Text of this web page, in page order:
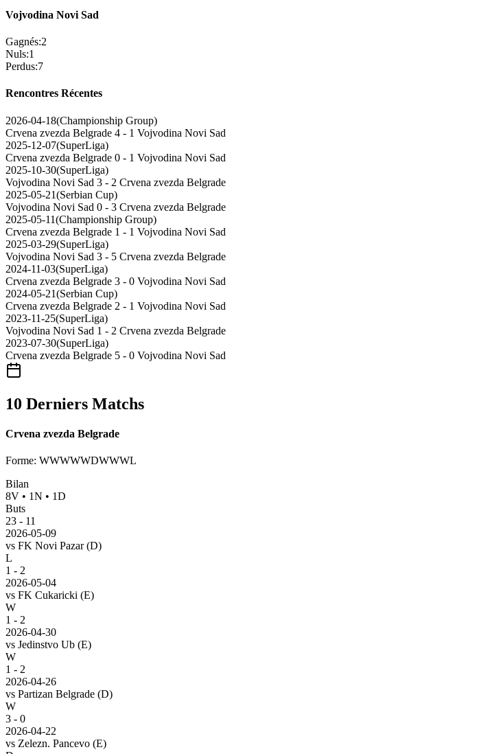
Vojvodina Novi Sad
Gagnés:2
Nuls:1
Perdus:7
Rencontres Récentes
2026-04-18(Championship Group)
Crvena zvezda Belgrade 4 - 1 Vojvodina Novi Sad
2025-12-07(SuperLiga)
Crvena zvezda Belgrade 0 - 1 Vojvodina Novi Sad
2025-10-30(SuperLiga)
Vojvodina Novi Sad 3 - 2 Crvena zvezda Belgrade
2025-05-21(Serbian Cup)
Vojvodina Novi Sad 0 - 3 Crvena zvezda Belgrade
2025-05-11(Championship Group)
Crvena zvezda Belgrade 1 - 1 Vojvodina Novi Sad
2025-03-29(SuperLiga)
Vojvodina Novi Sad 3 - 5 Crvena zvezda Belgrade
2024-11-03(SuperLiga)
Crvena zvezda Belgrade 3 - 0 Vojvodina Novi Sad
2024-05-21(Serbian Cup)
Crvena zvezda Belgrade 2 - 1 Vojvodina Novi Sad
2023-11-25(SuperLiga)
Vojvodina Novi Sad 1 - 2 Crvena zvezda Belgrade
2023-07-30(SuperLiga)
Crvena zvezda Belgrade 5 - 0 Vojvodina Novi Sad
10 Derniers Matchs
Crvena zvezda Belgrade
Forme: WWWWWDWWWL
Bilan
8V • 1N • 1D
Buts
23 - 11
2026-05-09
vs FK Novi Pazar (D)
L
1 - 2
2026-05-04
vs FK Cukaricki (E)
W
1 - 2
2026-04-30
vs Jedinstvo Ub (E)
W
1 - 2
2026-04-26
vs Partizan Belgrade (D)
W
3 - 0
2026-04-22
vs Zelezn. Pancevo (E)